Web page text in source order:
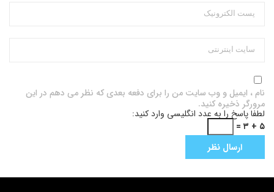
نام ، ایمیل و وب سایت من را برای دفعه بعدی که نظر می دهم در این
مرورگر ذخیره کنید.
لطفا پاسخ را به عدد انگلیسی وارد کنید:
۵ + ۳ =